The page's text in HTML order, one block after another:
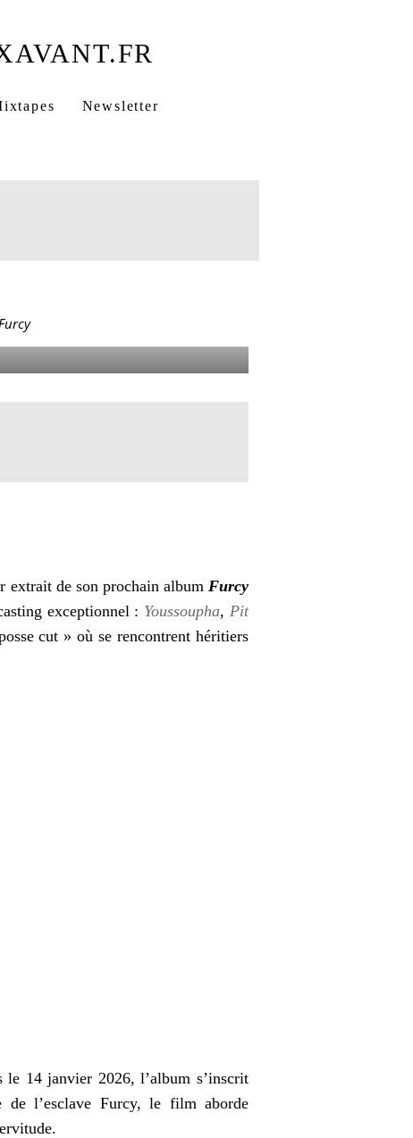
Newsletter
Rap français engagé
extrait de son prochain albumFurcy
exceptionnel : Youssoupha,Pit
cut » où se rencontrent héritiers
le 14 janvier 2026, l’album s’inscrit
de l’esclave Furcy, le film aborde